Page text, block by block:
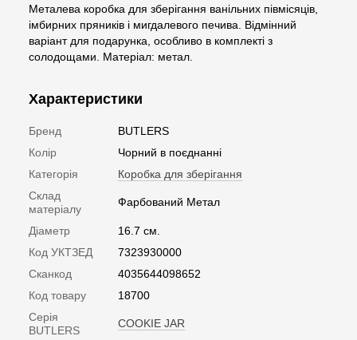
Металева коробка для зберігання ванільних півмісяців,
імбирних пряників і мигдалевого печива. Відмінний
варіант для подарунка, особливо в комплекті з
солодощами. Матеріал: метал.
Характеристики
Бренд
BUTLERS
Колір
Чорний в поєднанні
Категорія
Коробка для зберігання
Склад
матеріалу
Фарбований Метал
Діаметр
16.7 см.
Код УКТЗЕД
7323930000
Сканкод
4035644098652
Код товару
18700
Серія
BUTLERS
COOKIE JAR